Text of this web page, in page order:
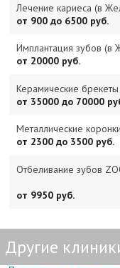
Лечение кариеса (в
от 900 до 6500 руб.
Имплантация зубов
от 20000 руб.
Керамические
от 35000 до 70000
Металлические
от 2300 до 3500 руб.
Отбеливание зубов
от 9950 руб.
Другие